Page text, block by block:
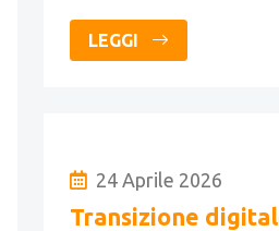
LEGGI
24 Aprile 2026
Transizione